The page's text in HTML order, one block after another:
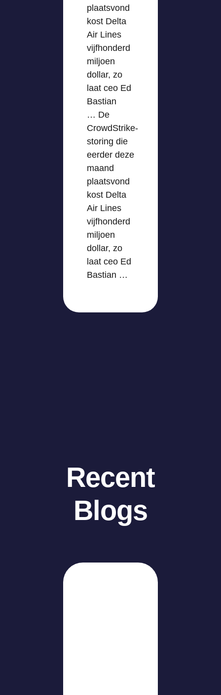
plaatsvond
kost Delta
Air Lines
vijfhonderd
miljoen
dollar, zo
laat ceo Ed
Bastian
… De
CrowdStrike-
storing die
eerder deze
maand
plaatsvond
kost Delta
Air Lines
vijfhonderd
miljoen
dollar, zo
laat ceo Ed
Bastian …
Recent
Blogs